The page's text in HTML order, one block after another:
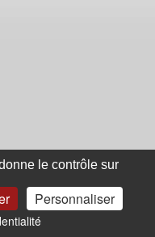
le contrôle sur
Personnaliser